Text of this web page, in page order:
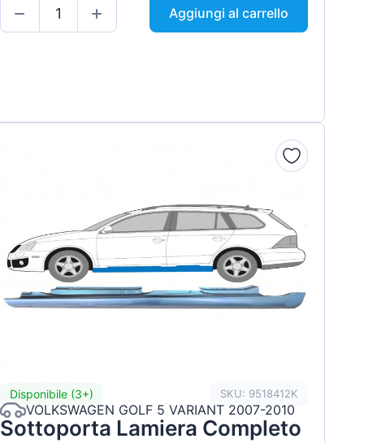
Aggiungi al carrello
Disponibile (3+) SKU: 9518412K
VOLKSWAGEN GOLF 5 VARIANT 2007-2010
Sottoporta Lamiera Completo